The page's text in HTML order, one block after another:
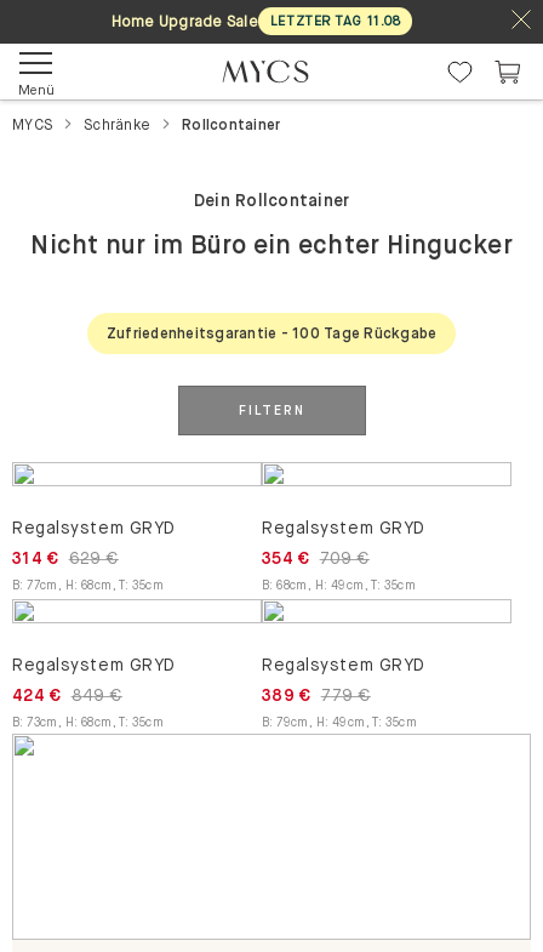
Home Upgrade Sale LETZTER TAG 11 .08
Menü
MYCS Schränke Rollcontainer
Dein Rollcontainer
Nicht nur im Büro ein echter Hingucker
Zufriedenheitsgarantie - 100 Tage Rückgabe
FILTERN
Regalsystem GRYD
629 €
314 €
B:77cm H : 68cm ,T: 35cm
Regalsystem GRYD
709 €
354 €
B:68cm H : 49cm ,T: 35cm
Regalsystem GRYD
849 €
424 €
B:73cm H : 68cm ,T: 35cm
Regalsystem GRYD
779 €
389 €
B:79cm H : 49cm ,T: 35cm